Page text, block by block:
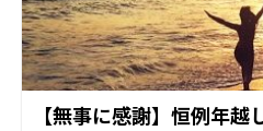
【無事に感謝】恒例年